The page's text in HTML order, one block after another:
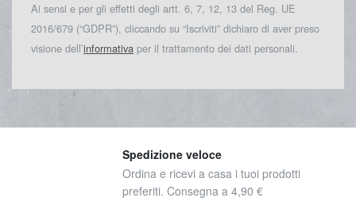
Ai sensi e per gli effetti degli artt. 6, 7, 12, 13 del Reg. UE
2016/679 (“GDPR”), cliccando su “Iscriviti” dichiaro di aver preso
visione dell’informativa per il trattamento dei dati personali.
Spedizione veloce
Ordina e ricevi a casa i tuoi prodotti
preferiti. Consegna a 4,90 €